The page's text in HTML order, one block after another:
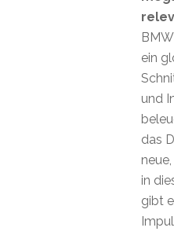
ein
und
das
in
gibt